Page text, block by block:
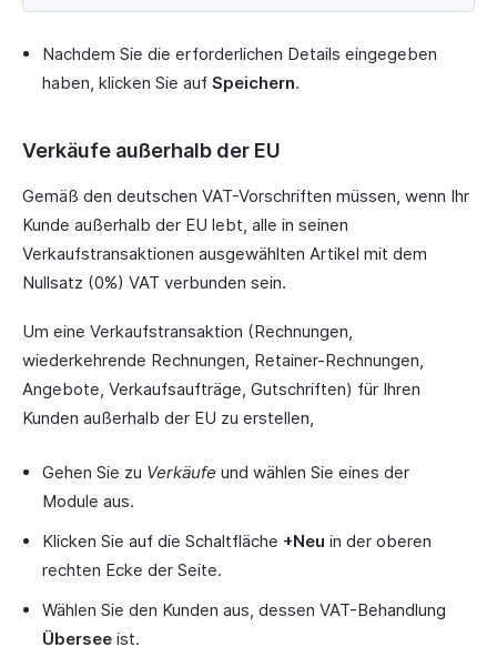
Nachdem Sie die erforderlichen Details eingegeben
haben, klicken Sie auf Speichern.
Verkäufe außerhalb der EU
Gemäß den deutschen VAT-Vorschriften müssen, wenn Ihr
Kunde außerhalb der EU lebt, alle in seinen
Verkaufstransaktionen ausgewählten Artikel mit dem
Nullsatz (0%) VAT verbunden sein.
Um eine Verkaufstransaktion (Rechnungen,
wiederkehrende Rechnungen, Retainer-Rechnungen,
Angebote, Verkaufsaufträge, Gutschriften) für Ihren
Kunden außerhalb der EU zu erstellen,
Gehen Sie zu Verkäufe und wählen Sie eines der
Module aus.
Klicken Sie auf die Schaltfläche +Neu in der oberen
rechten Ecke der Seite.
Wählen Sie den Kunden aus, dessen VAT-Behandlung
Übersee ist.